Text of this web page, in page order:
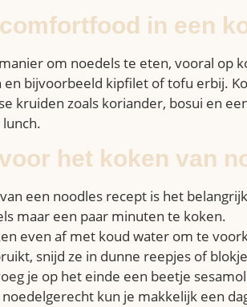
in een
om noedels te eten, vooral op
bijvoorbeeld kipfilet of tofu erbij.
kruiden zoals koriander, bosui en
het koken van
een noodles recept is het
maar een paar minuten te koken.
even af met koud water om te
snijd ze in dunne reepjes of
je op het einde een beetje
noedelgerecht kun je makkelijk een